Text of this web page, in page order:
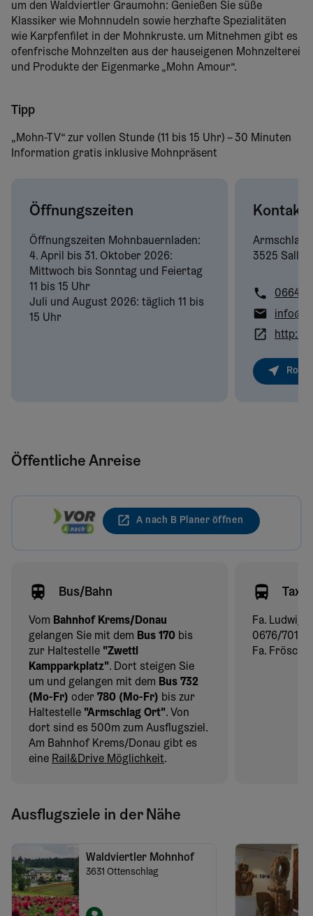
um den Waldviertler Graumohn: Genießen Sie süße
Klassiker wie Mohnnudeln sowie herzhafte Spezialitäten
wie Karpfenfilet in der Mohnkruste. um Mitnehmen gibt es
ofenfrische Mohnzelten aus der hauseigenen Mohnzelterei
und Produkte der Eigenmarke „Mohn Amour“.
Tipp
„Mohn-TV“ zur vollen Stunde (11 bis 15 Uhr) – 30 Minuten
Information gratis inklusive Mohnpräsent
Öffnungszeiten
Öffnungszeiten Mohnbauernladen:
4. April bis 31. Oktober 2026:
Mittwoch bis Sonntag und Feiertag
11 bis 15 Uhr
Juli und August 2026: täglich 11 bis
15 Uhr
Kontakt
Armschlag
3525
0664/
http://
Öffentliche Anreise
A nach B Planer öffnen
Bus/Bahn
Vom Bahnhof Krems/Donau
gelangen Sie mit dem Bus 170 bis
zur Haltestelle "Zwettl
Kampparkplatz". Dort steigen Sie
um und gelangen mit dem Bus 732
(Mo-Fr) oder 780 (Mo-Fr) bis zur
Haltestelle "Armschlag Ort". Von
dort sind es 500m zum Ausflugsziel.
Am Bahnhof Krems/Donau gibt es
eine Rail&Drive Möglichkeit.
Taxi
Fa. Ludwig
0676/701
Fa. Fröschl
Ausflugsziele in der Nähe
Waldviertler Mohnhof
3631 Ottenschlag